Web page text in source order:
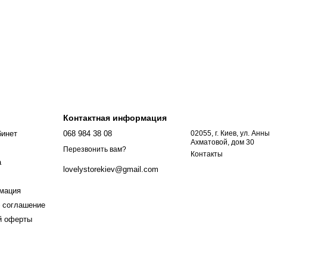
соглашение
оферты
Контактная информация
068 984 38 08
Перезвонить вам?
lovelystorekiev@gmail.com
02055, г. Киев, ул. Анны
Ахматовой, дом 30
Контакты